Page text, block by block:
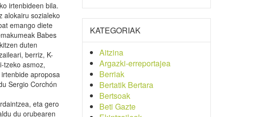
irtenbideen bila.
alokairu sozialeko
emango diete
Babes
duten
berriz, K-
tzeko asmoz,
aproposa
Sergio Corchón
eta gero
du orubearen
KATEGORIAK
Aitzina
Argazki-erreportajea
Berriak
Bertatik Bertara
Bertsoak
Beti Gazte